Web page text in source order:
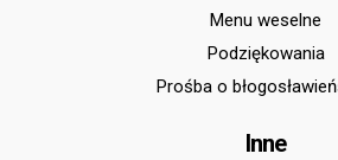
Menu weselne
Podziękowania
Prośba o
Inne